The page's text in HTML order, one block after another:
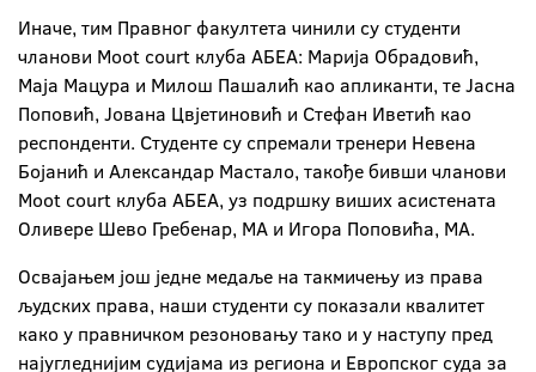
Иначе, тим Правног факултета чинили су студенти
чланови Moot court клуба АБЕА: Марија Обрадовић,
Маја Мацура и Милош Пашалић као апликанти, те Јасна
Поповић, Јована Цвјетиновић и Стефан Иветић као
респонденти. Студенте су спремали тренери Невена
Бојанић и Александар Мастало, такође бивши чланови
Moot court клуба АБЕА, уз подршку виших асистената
Оливере Шево Гребенар, МА и Игора Поповића, МА.
Освајањем још једне медаље на такмичењу из права
људских права, наши студенти су показали квалитет
како у правничком резоновању тако и у наступу пред
најугледнијим судијама из региона и Европског суда за